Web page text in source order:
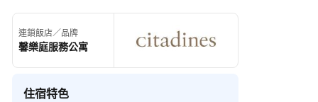
馨樂庭服務公寓
連鎖飯店／品牌
住宿特色